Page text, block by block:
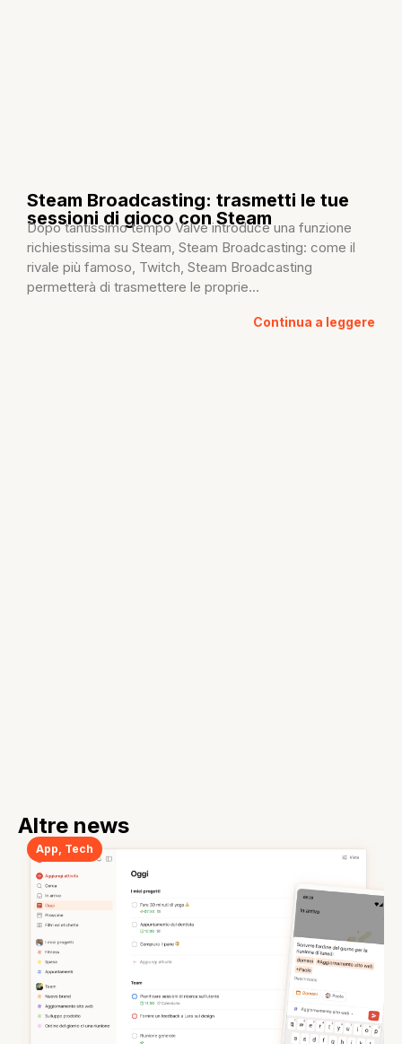
Steam Broadcasting: trasmetti le tue
sessioni di gioco con Steam
Dopo tantissimo tempo Valve introduce una funzione
richiestissima su Steam, Steam Broadcasting: come il
rivale più famoso, Twitch, Steam Broadcasting
permetterà di trasmettere le proprie...
Continua a leggere
Altre news
App Tech